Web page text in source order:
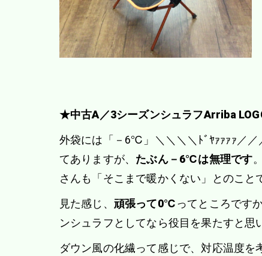
★中古A／3シーズンシュラフArriba
外袋には「－6℃」＼＼＼＼ﾄﾞﾔｧｧｧｧ／／
てありますが、 たぶん－6℃は無理です
さんも「そこまで暖かくない」とのこと
見た感じ、 頑張って0℃ってところです
ンシュラフとしてなら役目を果たすと思
ダウン風の化繊って感じで、対応温度を